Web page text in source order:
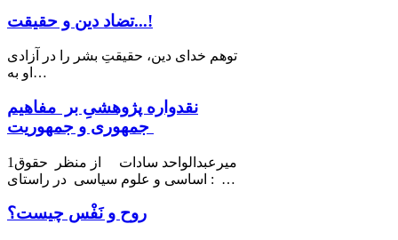
تضاد دین و حقیقت...!
توهم خدای دین، حقیقتِ بشر را در آزادی
او به…
نقدواره پژوهشیِ بر مفاهیم
1میرعبدالواحد سادات از منظر حقوق
اساسی و علوم سیاسی در راستای : …
روح و نَفْس چیست؟